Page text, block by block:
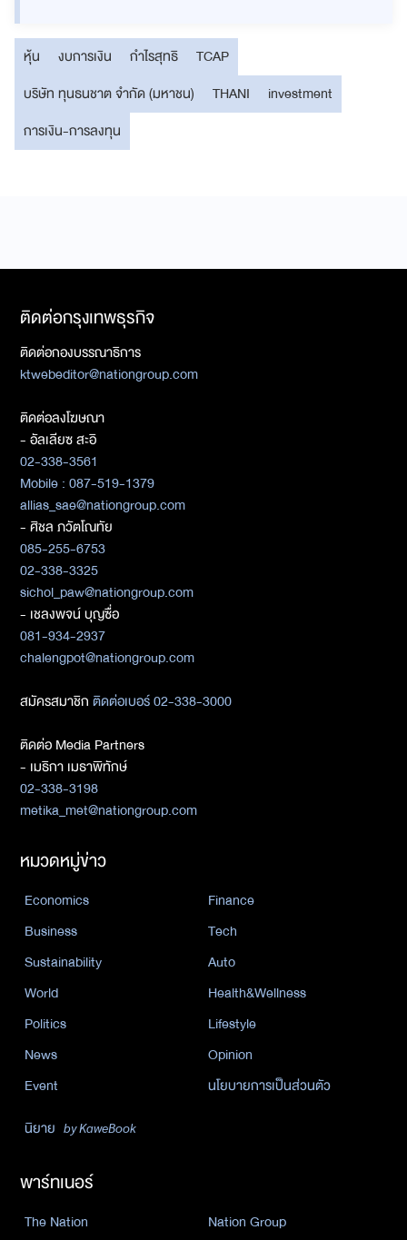
หุ้น งบการเงิน กำไรสุทธิ
TCAP
บริษัท ทุนธนชาต จำกัด (มหาชน)
THANI
investment
การเงิน-การลงทุน
ติดต่อกรุงเทพธุรกิจ
ติดต่อกองบรรณาธิการ
ktwebeditor@nationgroup.com
ติดต่อลงโฆษณา
- อัลเลียซ สะอิ
02-338-3561
Mobile : 087-519-1379
allias_sae@nationgroup.com
- ศิชล ภวัตโณทัย
085-255-6753
02-338-3325
sichol_paw@nationgroup.com
- เชลงพจน์ บุญซื่อ
081-934-2937
chalengpot@nationgroup.com
สมัครสมาชิกติดต่อเบอร์ 02-338-3000
ติดต่อ Media Partners
- เมธิกา เมธาพิทักษ์
02-338-3198
metika_met@nationgroup.com
หมวดหมู่ข่าว
Economics
Finance
Business
Tech
Sustainability
Auto
World
Health&Wellness
Politics
Lifestyle
News
Opinion
Event
นโยบายการเป็นส่วนตัว
นิยาย by KaweBook
พาร์ทเนอร์
The Nation Nation Group